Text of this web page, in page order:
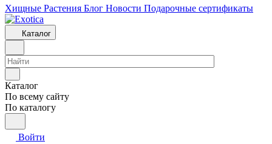
Хищные Растения Блог Новости Подарочные сертификаты
Каталог
Каталог
По всему сайту
По каталогу
Войти